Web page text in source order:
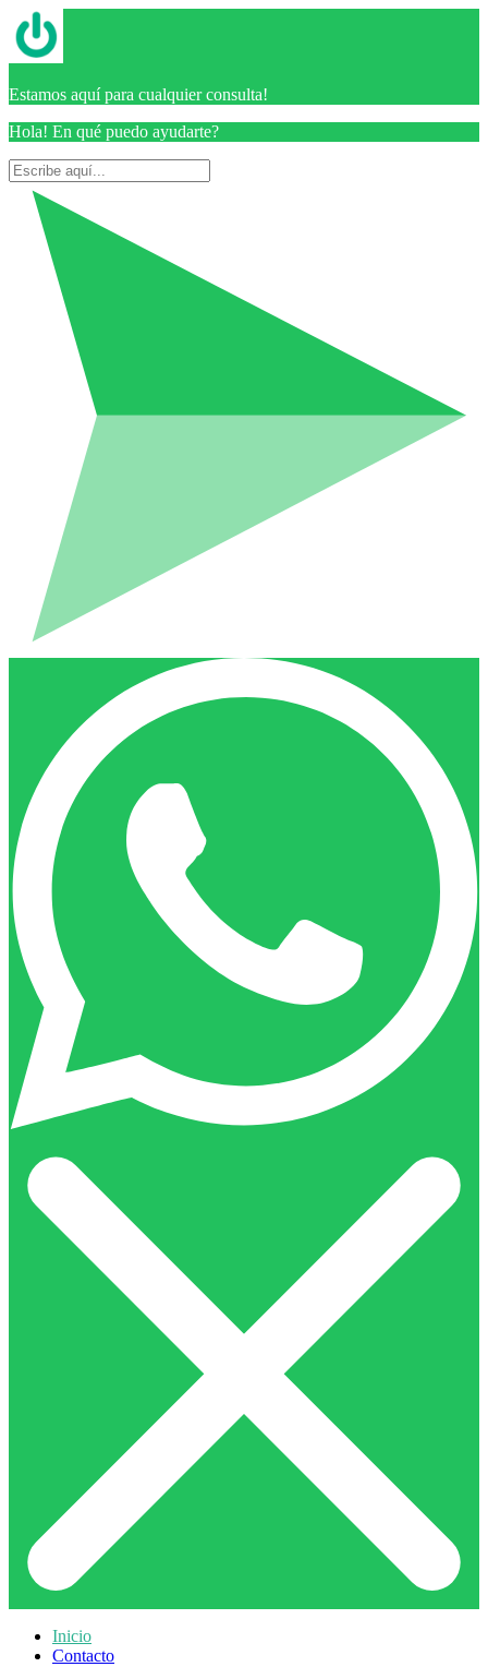
Estamos aquí para cualquier consulta!
Hola! En qué puedo ayudarte?
Inicio
Contacto